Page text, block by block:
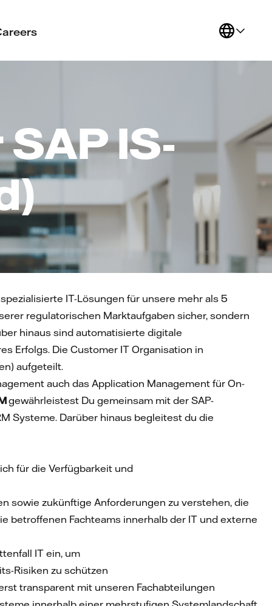
IS-
IT-Lösungen für unsere mehr als 5
regulatorischen Marktaufgaben sicher, sondern
hinaus sind automatisierte digitale
Erfolgs. Die Customer IT Organisation in
aufgeteilt.
auch das Application Management für On-
gewährleistest Du gemeinsam mit der SAP-
Systeme. Darüber hinaus begleitest du die
für die Verfügbarkeit und
sowie zukünftige Anforderungen zu verstehen, die
betroffenen Fachteams innerhalb der IT und externe
IT ein, um
Risiken zu schützen
transparent mit unseren Fachabteilungen